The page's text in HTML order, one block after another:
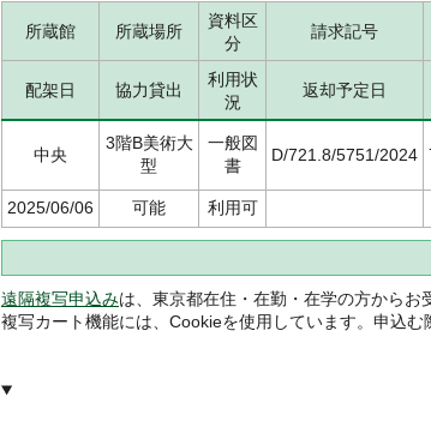
所蔵館 所蔵場所
資料区
分
請求記号
配架日 協力貸出
利用状
況
返却予定日
中央
3階B美術大
型
一般図
書
D/721.8/5751/2024
2025/06/06 可能 利用可
遠隔複写申込みは、東京都在住・在勤・在学の方からお
複写カート機能には、Cookieを使用しています。申込む